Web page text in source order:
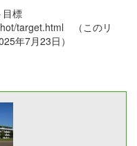
目標
target.html （このリ
年7月23日）